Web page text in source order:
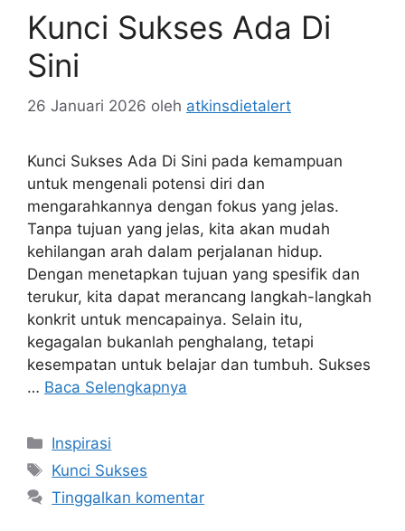
Kunci Sukses Ada Di
Sini
26 Januari 2026 oleh atkinsdietalert
Kunci Sukses Ada Di Sini pada kemampuan
untuk mengenali potensi diri dan
mengarahkannya dengan fokus yang jelas.
Tanpa tujuan yang jelas, kita akan mudah
kehilangan arah dalam perjalanan hidup.
Dengan menetapkan tujuan yang spesifik dan
terukur, kita dapat merancang langkah-langkah
konkrit untuk mencapainya. Selain itu,
kegagalan bukanlah penghalang, tetapi
kesempatan untuk belajar dan tumbuh. Sukses
… Baca Selengkapnya
Kategori
Inspirasi
Tag
Kunci Sukses
Tinggalkan komentar